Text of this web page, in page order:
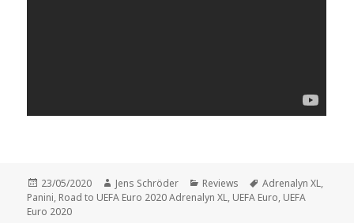
Veröffentlicht
am
23/05/2020 Autor
Jens Schröder Kategorien
Reviews Schlagwörter
Adrenalyn XL,
Panini, Road to UEFA Euro 2020 Adrenalyn XL, UEFA Euro, UEFA
Euro 2020